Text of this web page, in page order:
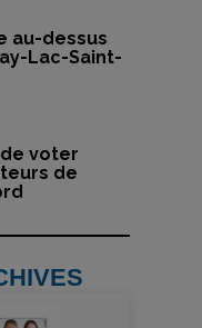
au-dessus
Lac-Saint-
voter
de